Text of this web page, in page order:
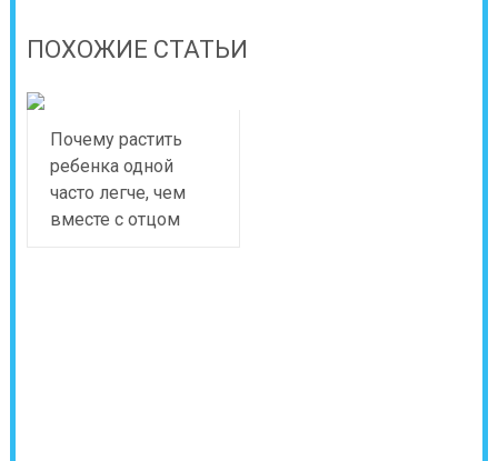
ПОХОЖИЕ СТАТЬИ
Почему растить
ребенка одной
часто легче, чем
вместе с отцом